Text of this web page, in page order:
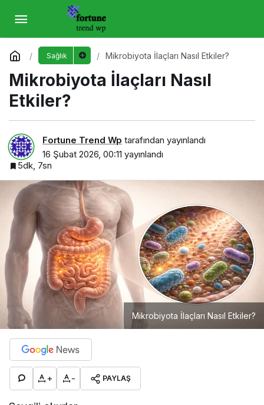
Sağlık Mikrobiyota İlaçları Nasıl Etkiler?
Mikrobiyota İlaçları Nasıl
Etkiler?
Fortune Trend Wp tarafından yayınlandı
16 Şubat 2026, 00:11 yayınlandı
5dk, 7sn
Mikrobiyota İlaçları Nasıl Etkiler?
+ - PAYLAŞ
Mikrobiyota İlaçları Nasıl Etkiler?
Yorum Yap